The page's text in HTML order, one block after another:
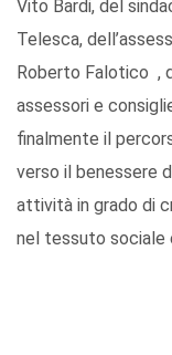
Vito Bardi, del
Telesca,
Roberto Falotico ,
assessori e
finalmente il
verso il benessere
attività in grado di
nel tessuto sociale